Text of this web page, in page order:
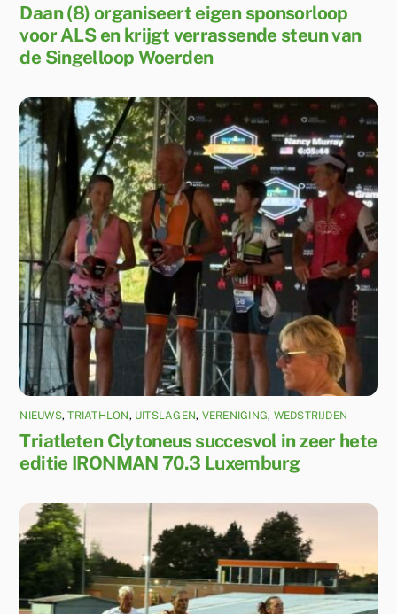
Daan (8) organiseert eigen sponsorloop
voor ALS en krijgt verrassende steun van
de Singelloop Woerden
NIEUWS,TRIATHLON, UITSLAGEN, VERENIGING, WEDSTRIJDEN
Triatleten Clytoneus succesvol in zeer hete
editie IRONMAN 70.3 Luxemburg